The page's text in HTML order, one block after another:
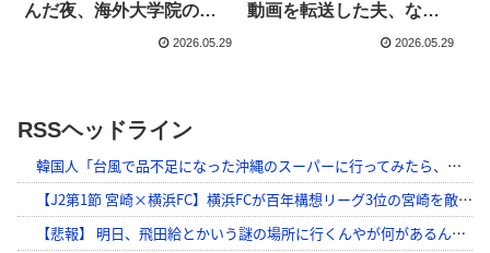
んだ夜、海外大学院の学
費はどうなったか
2026.05.29
動画を転送した夫、なぜ
か召使い扱い呼ばわりさ
2026.05.29
RSSヘッドライン